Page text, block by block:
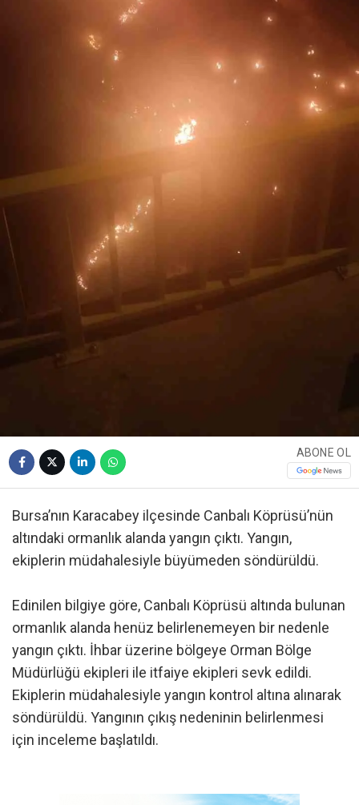
ABONE OL
Bursa’nın Karacabey ilçesinde Canbalı Köprüsü’nün
altındaki ormanlık alanda yangın çıktı. Yangın,
ekiplerin müdahalesiyle büyümeden söndürüldü.
Edinilen bilgiye göre, Canbalı Köprüsü altında bulunan
ormanlık alanda henüz belirlenemeyen bir nedenle
yangın çıktı. İhbar üzerine bölgeye Orman Bölge
Müdürlüğü ekipleri ile itfaiye ekipleri sevk edildi.
Ekiplerin müdahalesiyle yangın kontrol altına alınarak
söndürüldü. Yangının çıkış nedeninin belirlenmesi
için inceleme başlatıldı.